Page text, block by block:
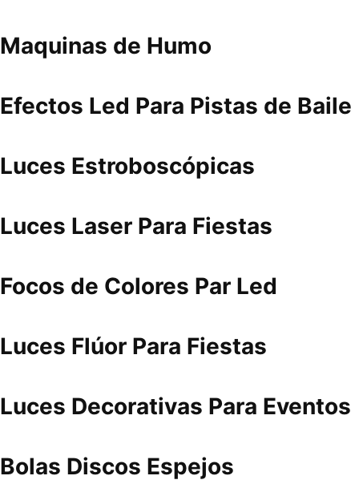
Maquinas de Humo
Efectos Led Para Pistas de Baile
Luces Estroboscópicas
Luces Laser Para Fiestas
Focos de Colores Par Led
Luces Flúor Para Fiestas
Luces Decorativas Para Eventos
Bolas Discos Espejos